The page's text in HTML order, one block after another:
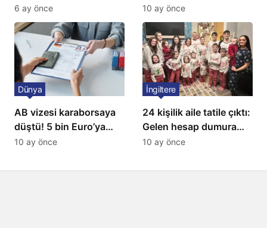
Oyuncağını Anne Bildi
6 ay önce
gündem oldu
10 ay önce
AB vizesi karaborsaya
düştü! 5 bin Euro’ya
varan fiyatlarla
Dünya
10 ay önce
24 kişilik aile tatile çıktı:
Gelen hesap dumura
uğrattı
İngiltere
10 ay önce